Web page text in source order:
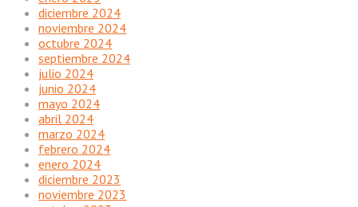
diciembre 2024
noviembre 2024
octubre 2024
septiembre 2024
julio 2024
junio 2024
mayo 2024
abril 2024
marzo 2024
febrero 2024
enero 2024
diciembre 2023
noviembre 2023